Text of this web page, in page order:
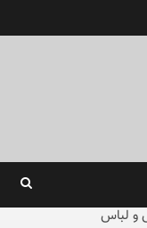
و لباس